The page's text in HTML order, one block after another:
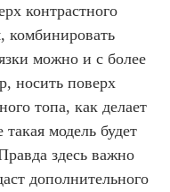
контрастного
комбинировать
можно и с более
носить поверх
топа, как делает
модель будет
здесь важно
дополнительного